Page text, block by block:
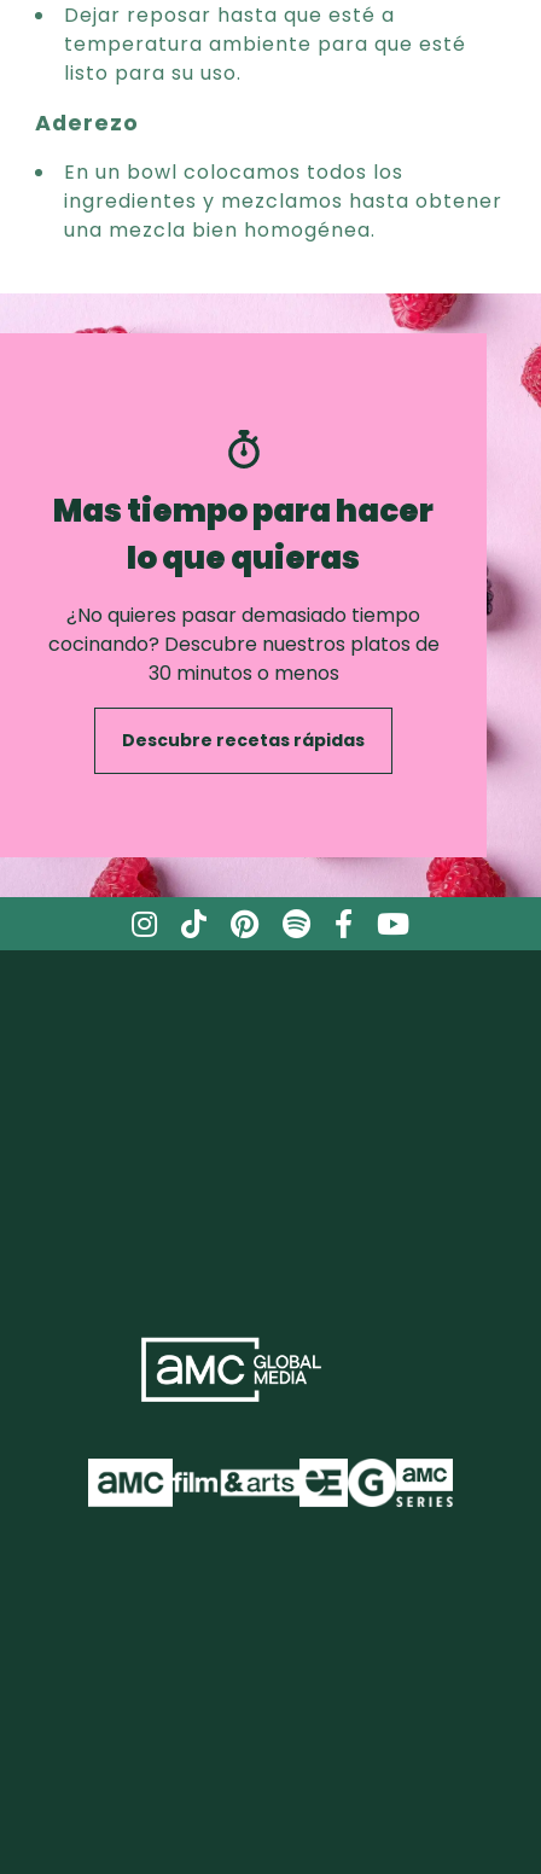
Dejar reposar hasta que esté a
temperatura ambiente para que esté
listo para su uso.
Aderezo
En un bowl colocamos todos los
ingredientes y mezclamos hasta obtener
una mezcla bien homogénea.
Mas tiempo para hacer
lo que quieras
¿No quieres pasar demasiado tiempo
cocinando? Descubre nuestros platos de
30 minutos o menos
Descubre recetas rápidas